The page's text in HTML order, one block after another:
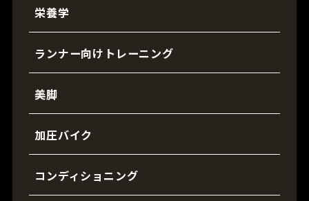
栄養学
ランナー向けトレーニング
美脚
加圧バイク
コンディショニング